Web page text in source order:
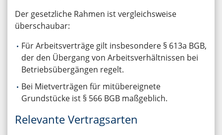
Der gesetzliche Rahmen ist vergleichsweise
überschaubar:
Für Arbeitsverträge gilt insbesondere § 613a BGB,
der den Übergang von Arbeitsverhältnissen bei
Betriebsübergängen regelt.
Bei Mietverträgen für mitübereignete
Grundstücke ist § 566 BGB maßgeblich.
Relevante Vertragsarten